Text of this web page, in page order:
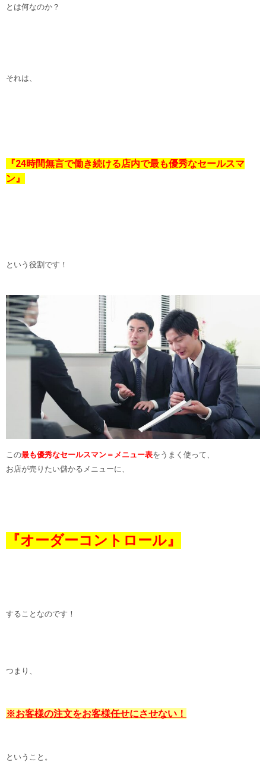
とは何なのか？
それは、
『24時間無言で働き続ける店内で最も優秀なセールスマ
ン』
という役割です！
この最も優秀なセールスマン＝メニュー表をうまく使って、
お店が売りたい儲かるメニューに、
『オーダーコントロール』
することなのです！
つまり、
※お客様の注文をお客様任せにさせない！
ということ。